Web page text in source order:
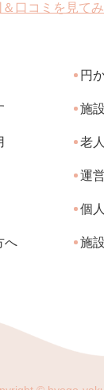
口コミを見てみ
円
施
老
運
個
へ 施